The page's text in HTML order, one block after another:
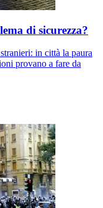
di sicurezza?
in città la paura
provano a fare da